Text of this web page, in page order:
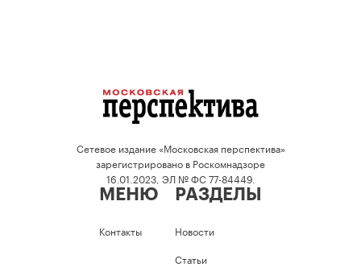
Сетевое издание «Московская перспектива»
зарегистрировано в Роскомнадзоре
16.01.2023, ЭЛ № ФС 77-84449.
МЕНЮ
Контакты
РАЗДЕЛЫ
Новости
Статьи